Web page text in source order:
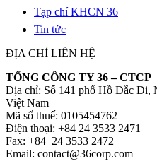
Tạp chí KHCN 36
Tin tức
ĐỊA CHỈ LIÊN HỆ
TỔNG CÔNG TY 36 – CTCP
Địa chỉ: Số 141 phố Hồ Đắc
Việt Nam
Mã số thuế: 0105454762
Điện thoại: +84 24 3533 2471
Fax: +84 24 3533 2472
Email: contact@36corp.com